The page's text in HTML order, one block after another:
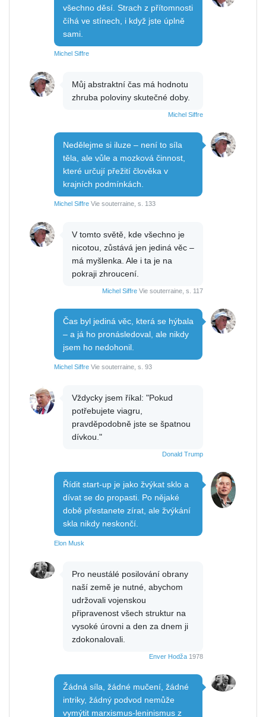
všechno děsí. Strach z přítomnosti
číhá ve stínech, i když jste úplně
sami.
Michel Siffre
Můj abstraktní čas má hodnotu
zhruba poloviny skutečné doby.
Michel Siffre
Nedělejme si iluze – není to síla
těla, ale vůle a mozková činnost,
které určují přežití člověka v
krajních podmínkách.
Michel Siffre Vie souterraine, s. 133
V tomto světě, kde všechno je
nicotou, zůstává jen jediná věc –
má myšlenka. Ale i ta je na
pokraji zhroucení.
Michel Siffre Vie souterraine, s. 117
Čas byl jediná věc, která se hýbala
– a já ho pronásledoval, ale nikdy
jsem ho nedohonil.
Michel Siffre Vie souterraine, s. 93
Vždycky jsem říkal: "Pokud
potřebujete viagru,
pravděpodobně jste se špatnou
dívkou."
Donald Trump
Řídit start-up je jako žvýkat sklo a
dívat se do propasti. Po nějaké
době přestanete zírat, ale žvýkání
skla nikdy neskončí.
Elon Musk
Pro neustálé posilování obrany
naší země je nutné, abychom
udržovali vojenskou
připravenost všech struktur na
vysoké úrovni a den za dnem ji
zdokonalovali.
Enver Hodža 1978
Žádná síla, žádné mučení, žádné
intriky, žádný podvod nemůže
vymýtit marxismus-leninismus z